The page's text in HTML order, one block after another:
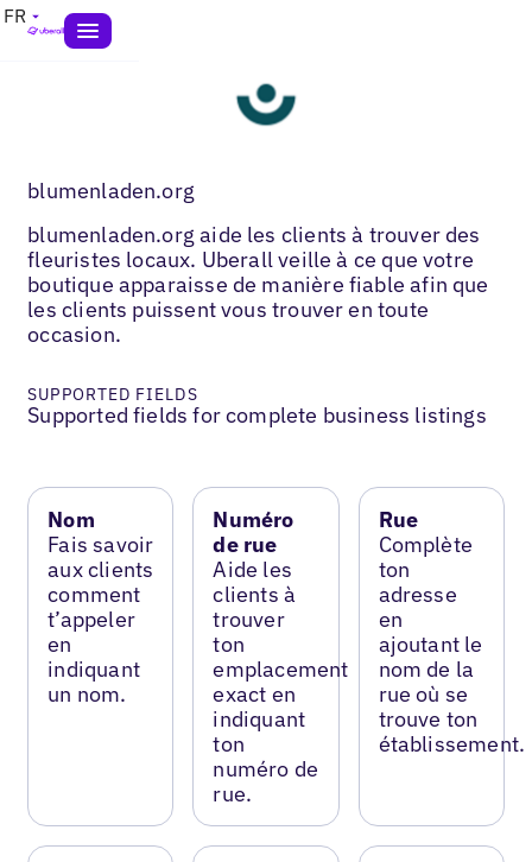
FR
blumenladen.org
blumenladen.org aide les clients à trouver des
fleuristes locaux. Uberall veille à ce que votre
boutique apparaisse de manière fiable afin que
les clients puissent vous trouver en toute
occasion.
SUPPORTED FIELDS
Supported fields for complete business listings
Nom
Fais savoir
aux clients
comment
t’appeler
en
indiquant
un nom.
Numéro
de rue
Aide les
clients à
trouver
ton
emplacement
exact en
indiquant
ton
numéro de
rue.
Rue
Complète
ton
adresse
en
ajoutant le
nom de la
rue où se
trouve ton
établissement.